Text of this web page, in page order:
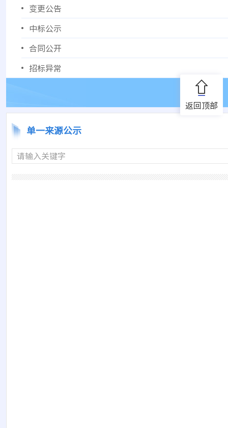
返回顶部
变更公告
中标公示
合同公开
招标异常
单一来源公示
请输入关键字